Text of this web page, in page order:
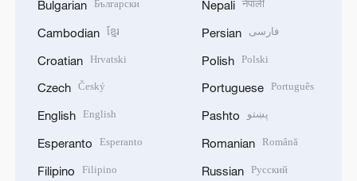
Bulgarian Български
Cambodian ខ្មែរ
Croatian Hrvatski
Czech Český
English English
Esperanto Esperanto
Filipino Filipino
Nepali नेपाली
Persian فارسی
Polish Polski
Portuguese Português
Pashto پښتو
Romanian Română
Russian Русский